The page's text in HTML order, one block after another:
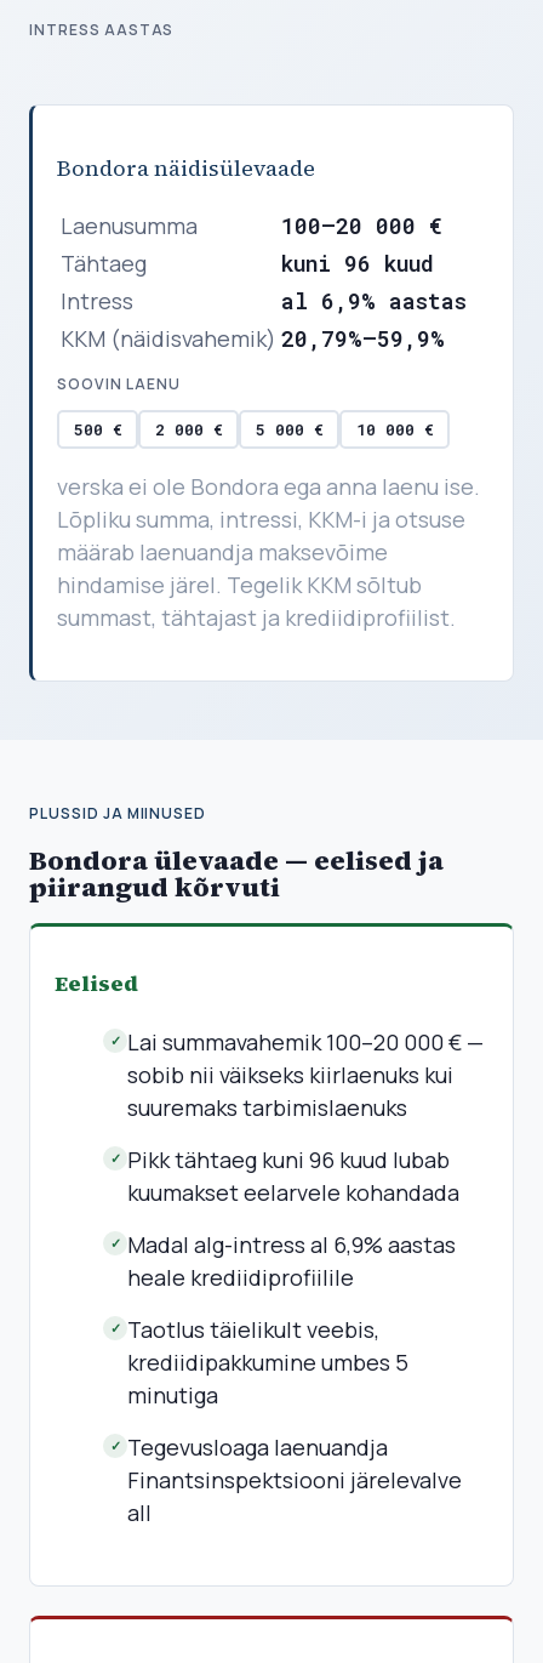
INTRESS AASTAS
Bondora näidisülevaade
Laenusumma
100–20 000 €
Tähtaeg
kuni 96 kuud
Intress
al 6,9% aastas
KKM (näidisvahemik) 20,79%–59,9%
SOOVIN LAENU
500 € 2 000 € 5 000 € 10 000 €
verska ei ole Bondora ega anna laenu ise.
Lõpliku summa, intressi, KKM-i ja otsuse
määrab laenuandja maksevõime
hindamise järel. Tegelik KKM sõltub
summast, tähtajast ja krediidiprofiilist.
PLUSSID JA MIINUSED
Bondora ülevaade — eelised ja
piirangud kõrvuti
Eelised
✓ Lai summavahemik 100–20 000 € —
sobib nii väikseks kiirlaenuks kui
suuremaks tarbimislaenuks
✓ Pikk tähtaeg kuni 96 kuud lubab
kuumakset eelarvele kohandada
✓ Madal alg-intress al 6,9% aastas
heale krediidiprofiilile
✓ Taotlus täielikult veebis,
krediidipakkumine umbes 5
minutiga
✓ Tegevusloaga laenuandja
Finantsinspektsiooni järelevalve
all